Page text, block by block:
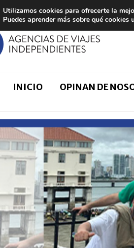
INICIO OPINAN DE
Utilizamos cookies para ofrecerte la
Puedes aprender más sobre qué